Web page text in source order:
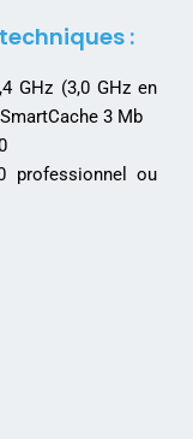
:
GHz (3,0 GHz en
3 Mb
professionnel ou